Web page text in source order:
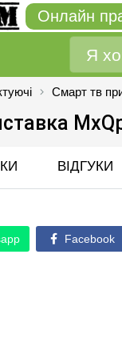
Онлайн
Смарт тв
ВІДГУКИ
Facebook